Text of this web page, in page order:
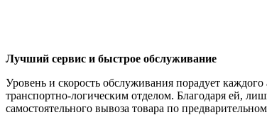
Лучший сервис и быстрое обслуживание
Уровень и скорость обслуживания порадует
транспортно-логическим отделом. Благодаря ей,
самостоятельного вывоза товара по